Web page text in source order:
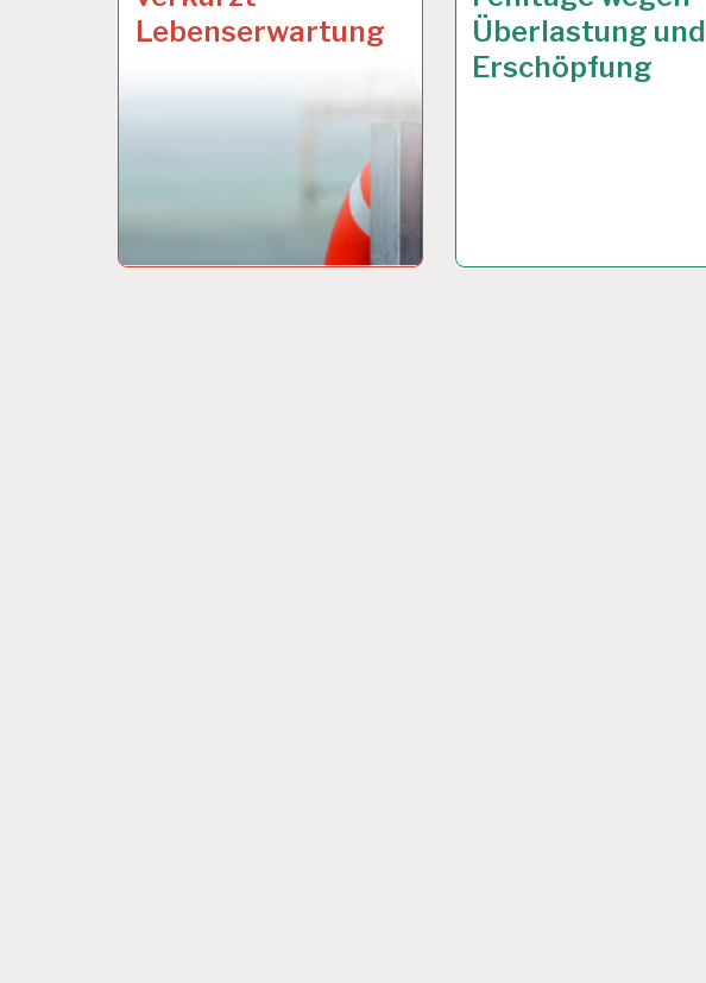
Lebenserwartung
Überlastung und
Erschöpfung